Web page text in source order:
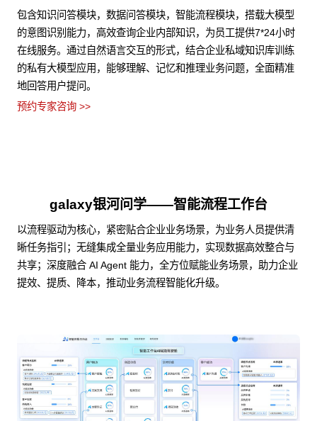
包含知识问答模块，数据问答模块，智能流程模块，搭载大模型
的意图识别能力，高效查询企业内部知识，为员工提供7*24小时
在线服务。通过自然语言交互的形式，结合企业私域知识库训练
的私有大模型应用，能够理解、记忆和推理业务问题，全面精准
地回答用户提问。
预约专家咨询 >>
galaxy银河问学——智能流程工作台
以流程驱动为核心，紧密贴合企业业务场景，为业务人员提供清
晰任务指引；无缝集成全量业务应用能力，实现数据高效整合与
共享；深度融合 AI Agent 能力，全方位赋能业务场景，助力企业
提效、提质、降本，推动业务流程智能化升级。